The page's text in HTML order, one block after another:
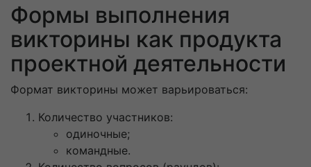
Формы выполнения
викторины как продукта
проектной деятельности
Формат викторины может варьироваться:
Количество участников:
одиночные;
командные.